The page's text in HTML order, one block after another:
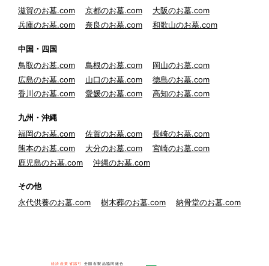
滋賀のお墓.com
京都のお墓.com
大阪のお墓.com
兵庫のお墓.com
奈良のお墓.com 和歌山のお墓.com
中国・四国
鳥取のお墓.com
島根のお墓.com
岡山のお墓.com
広島のお墓.com
山口のお墓.com
徳島のお墓.com
香川のお墓.com
愛媛のお墓.com 高知のお墓.com
九州・沖縄
福岡のお墓.com
佐賀のお墓.com
長崎のお墓.com
熊本のお墓.com
大分のお墓.com
宮崎のお墓.com
鹿児島のお墓.com
沖縄のお墓.com
その他
永代供養のお墓.com
樹木葬のお墓.com 納骨堂のお墓.com